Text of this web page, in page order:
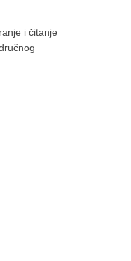
i čitanje